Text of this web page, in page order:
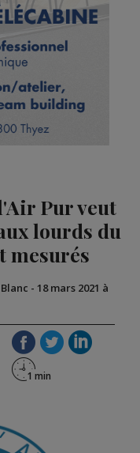
Pur veut
lourds du
mesurés
- 18 mars 2021 à